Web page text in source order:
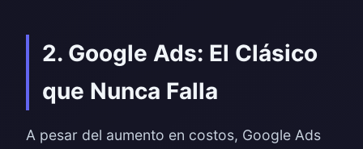
2. Google Ads: El Clásico
que Nunca Falla
A pesar del aumento en costos, Google Ads